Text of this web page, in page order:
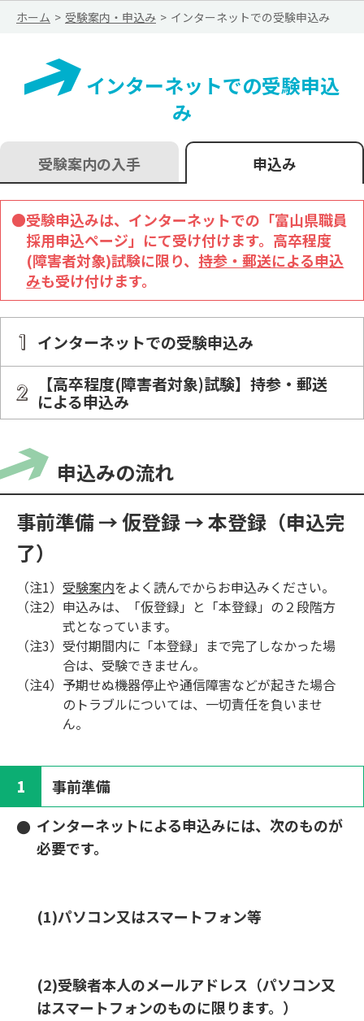
ホーム 受験案内・申込み インターネットでの受験申込み
インターネットでの受験申込
み
受験案内の入手 申込み
●受験申込みは、インターネットでの「富山県職員
採用申込ページ」にて受け付けます。高卒程度
(障害者対象)試験に限り、持参・郵送による申込
みも受け付けます。
インターネットでの受験申込み
【高卒程度(障害者対象)試験】持参・郵送
による申込み
申込みの流れ
事前準備 → 仮登録 → 本登録（申込完
了）
（注1） 受験案内をよく読んでからお申込みください。
（注2） 申込みは、「仮登録」と「本登録」の２段階方
式となっています。
（注3） 受付期間内に「本登録」まで完了しなかった場
合は、受験できません。
（注4） 予期せぬ機器停止や通信障害などが起きた場合
のトラブルについては、一切責任を負いませ
ん。
1
事前準備
インターネットによる申込みには、次のものが
必要です。
(1)パソコン又はスマートフォン等
(2)受験者本人のメールアドレス（パソコン又
はスマートフォンのものに限ります。）